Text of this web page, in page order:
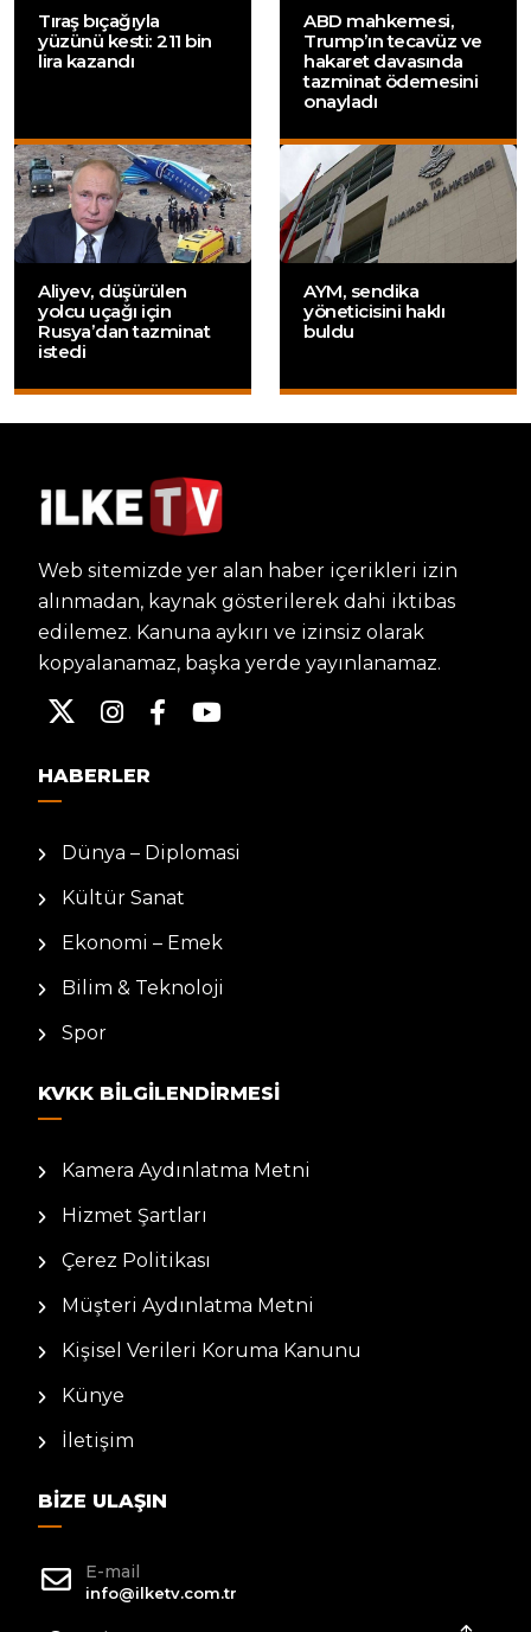
Tıraş bıçağıyla
yüzünü kesti: 211 bin
lira kazandı
ABD mahkemesi,
Trump’ın tecavüz ve
hakaret davasında
tazminat ödemesini
onayladı
Aliyev, düşürülen
yolcu uçağı için
Rusya’dan tazminat
istedi
AYM, sendika
yöneticisini haklı
buldu
Web sitemizde yer alan haber içerikleri izin
alınmadan, kaynak gösterilerek dahi iktibas
edilemez. Kanuna aykırı ve izinsiz olarak
kopyalanamaz, başka yerde yayınlanamaz.
HABERLER
Dünya – Diplomasi
Kültür Sanat
Ekonomi – Emek
Bilim & Teknoloji
Spor
KVKK BILGILENDIRMESI
Kamera Aydınlatma Metni
Hizmet Şartları
Çerez Politikası
Müşteri Aydınlatma Metni
Kişisel Verileri Koruma Kanunu
Künye
İletişim
BIZE ULAŞIN
E-mail
info@ilketv.com.tr